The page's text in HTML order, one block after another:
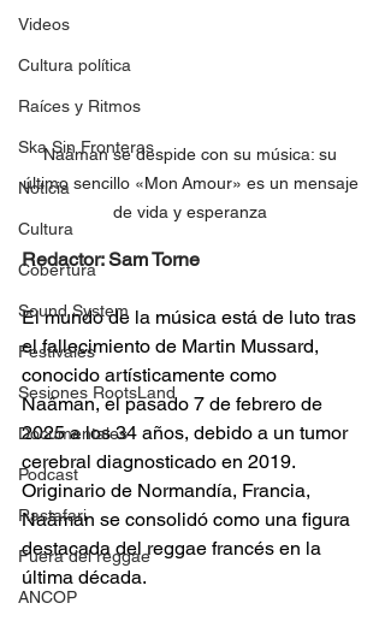
Videos
Cultura política
Raíces y Ritmos
Ska Sin Fronteras
Noticia
Cultura
Cobertura
Sound System
Festivales
Sesiones RootsLand
Documentales
Podcast
Rastafari
Fuera del reggae
ANCOP
Naâman se despide con su música: su
último sencillo «Mon Amour» es un mensaje
de vida y esperanza
Redactor: Sam Torne
El mundo de la música está de luto tras
el fallecimiento de Martin Mussard,
conocido artísticamente como
Naâman, el pasado 7 de febrero de
2025 a los 34 años, debido a un tumor
cerebral diagnosticado en 2019.
Originario de Normandía, Francia,
Naâman se consolidó como una figura
destacada del reggae francés en la
última década.